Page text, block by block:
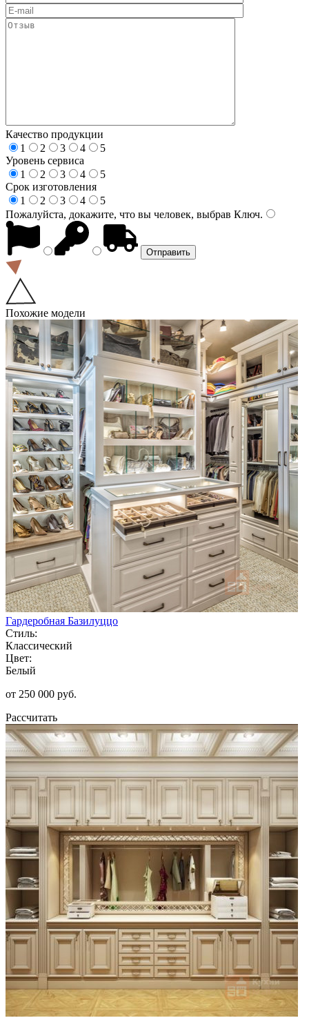
Качество продукции
1
2 3 4
5
Уровень сервиса
1
2 3 4
5
Срок изготовления
1
2 3 4
5
Пожалуйста, докажите, что вы человек, выбрав Ключ.
Похожие модели
Гардеробная Базилуццо
Стиль:
Классический
Цвет:
Белый
от 250 000 руб.
Рассчитать